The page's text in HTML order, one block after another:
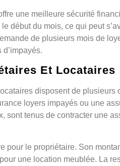
une meilleure sécurité
début du mois, ce qui peut
de plusieurs mois de
Et Locataires
disposent de plusieurs
loyers impayés ou une
sont tenus de contracter une
pour le propriétaire. Son
une location meublée. La